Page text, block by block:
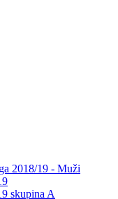
2018/19 - Muži
skupina A